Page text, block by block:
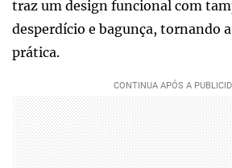
traz um design funcional com
desperdício e bagunça, tornando
prática.